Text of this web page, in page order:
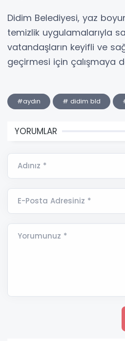
Didim Belediyesi, yaz
temizlik uygulamalarıyla
vatandaşların keyifli ve
geçirmesi için çalışmaya
#aydın # didim bld
YORUMLAR
Adınız *
E-Posta Adresiniz *
Yorumunuz *